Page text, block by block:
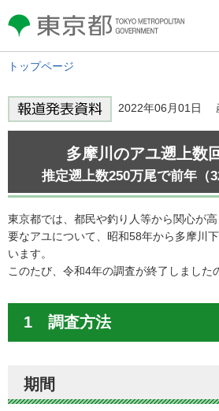
東京都 TOKYO METROPOLITAN
GOVERNMENT
トップページ
2022年06月01日
多摩川のアユ遡上数
推定遡上数250万尾で前年（
東京都では、都民や釣り人等から関心が
要なアユについて、昭和58年から多摩川
います。
このたび、令和4年の調査が終了しました
1 調査方法
期間